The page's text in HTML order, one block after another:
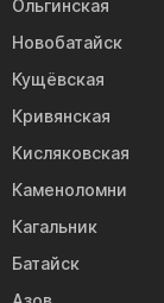
Ольгинская
Новобатайск
Кущёвская
Кривянская
Кисляковская
Каменоломни
Кагальник
Батайск